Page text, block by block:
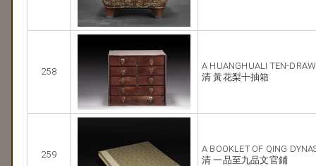
258
A HUANGHUALI TEN-
清 黃花梨十抽箱
259
A BOOKLET OF QING
清 一品至九品文官鋪